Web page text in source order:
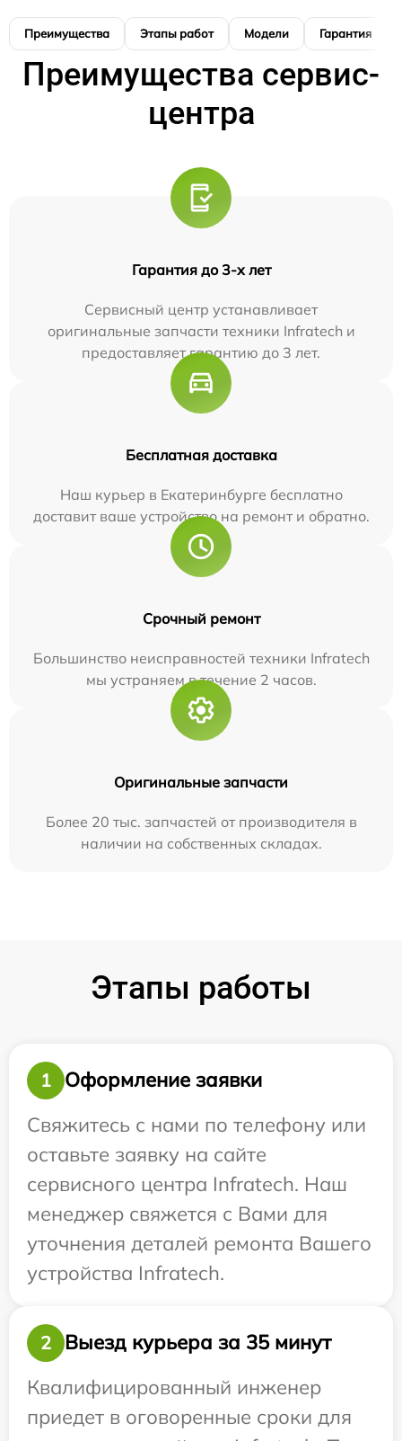
Преимущества Этапы работ Модели Гарантия
Преимущества сервис-
центра
Гарантия до 3-х лет
Сервисный центр устанавливает
оригинальные запчасти техники Infratech и
предоставляет гарантию до 3 лет.
Бесплатная доставка
Наш курьер в Екатеринбурге бесплатно
доставит ваше устройство на ремонт и обратно.
Срочный ремонт
Большинство неисправностей техники Infratech
мы устраняем в течение 2 часов.
Оригинальные запчасти
Более 20 тыс. запчастей от производителя в
наличии на собственных складах.
Этапы работы
1
Оформление заявки
Свяжитесь с нами по телефону или
оставьте заявку на сайте
сервисного центра Infratech. Наш
менеджер свяжется с Вами для
уточнения деталей ремонта Вашего
устройства Infratech.
2
Выезд курьера за 35 минут
Квалифицированный инженер
приедет в оговоренные сроки для